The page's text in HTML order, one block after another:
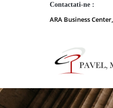
Contactati-ne :
ARA Business